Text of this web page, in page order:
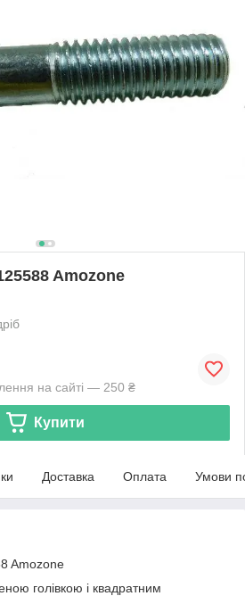
Amozone
на сайті — 250 ₴
Купити
Доставка Оплата Умови
Amozone
голівкою і квадратним